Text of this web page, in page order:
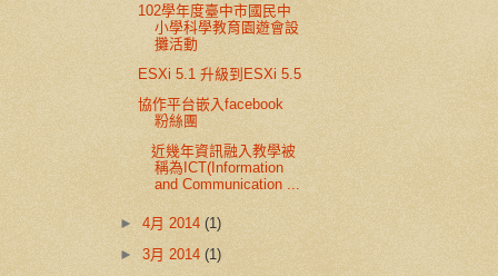
102學年度臺中市國民中
小學科學教育園遊會設
攤活動
ESXi 5.1 升級到ESXi 5.5
協作平台嵌入facebook
粉絲團
近幾年資訊融入教學被
稱為ICT(Information
and Communication ...
►4月 2014(1)
►3月 2014(1)